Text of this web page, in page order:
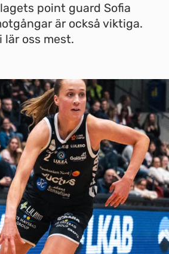
point guard Sofia
är också viktiga.
lär oss mest.